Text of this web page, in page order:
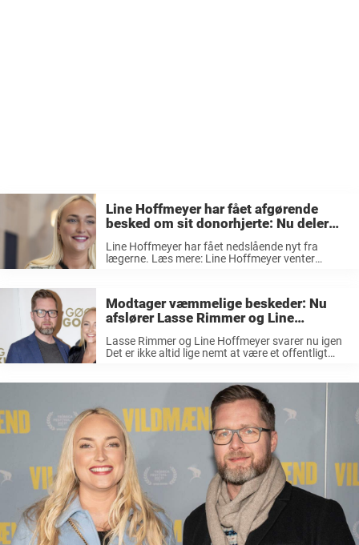
Line Hoffmeyer har fået afgørende
besked om sit donorhjerte: Nu deler
hun de triste nyheder
Line Hoffmeyer har fået nedslående nyt fra
lægerne. Læs mere: Line Hoffmeyer venter
Line Hoffmeyer deler hjerteskærende opdatering:
I tårer ...
Modtager væmmelige beskeder: Nu
afslører Lasse Rimmer og Line
Hoffmeyer indholdet
Lasse Rimmer og Line Hoffmeyer svarer nu igen
Det er ikke altid lige nemt at være et offentligt